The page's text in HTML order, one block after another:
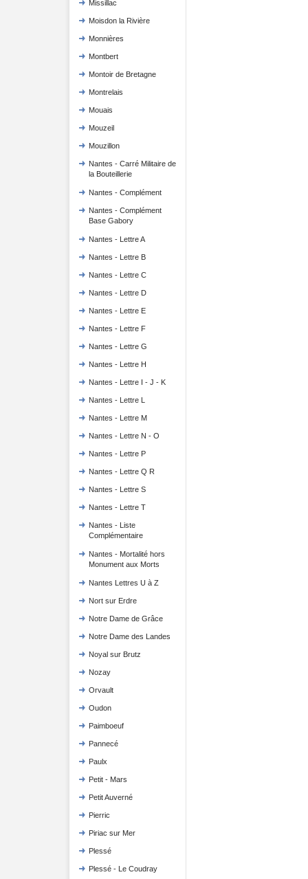
Missillac
Moisdon la Rivière
Monnières
Montbert
Montoir de Bretagne
Montrelais
Mouais
Mouzeil
Mouzillon
Nantes - Carré Militaire de
la Bouteillerie
Nantes - Complément
Nantes - Complément
Base Gabory
Nantes - Lettre A
Nantes - Lettre B
Nantes - Lettre C
Nantes - Lettre D
Nantes - Lettre E
Nantes - Lettre F
Nantes - Lettre G
Nantes - Lettre H
Nantes - Lettre I - J - K
Nantes - Lettre L
Nantes - Lettre M
Nantes - Lettre N - O
Nantes - Lettre P
Nantes - Lettre Q R
Nantes - Lettre S
Nantes - Lettre T
Nantes - Liste
Complémentaire
Nantes - Mortalité hors
Monument aux Morts
Nantes Lettres U à Z
Nort sur Erdre
Notre Dame de Grâce
Notre Dame des Landes
Noyal sur Brutz
Nozay
Orvault
Oudon
Paimboeuf
Pannecé
Paulx
Petit - Mars
Petit Auverné
Pierric
Piriac sur Mer
Plessé
Plessé - Le Coudray